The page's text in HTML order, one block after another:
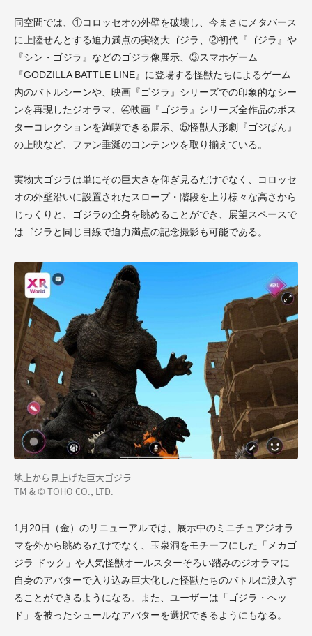
同空間では、①コロッセオの外壁を破壊し、今まさにメタバース
に上陸せんとする迫力満点の実物大ゴジラ、②初代『ゴジラ』や
『シン・ゴジラ』などのゴジラ像展示、③スマホゲーム
『GODZILLA BATTLE LINE』に登場する怪獣たちによるゲーム
内のバトルシーンや、映画『ゴジラ』シリーズでの印象的なシー
ンを再現したジオラマ、④映画『ゴジラ』シリーズ全作品のポス
ターコレクションを満喫できる展示、⑤怪獣人形劇『ゴジばん』
の上映など、ファン垂涎のコンテンツを取り揃えている。
実物大ゴジラは単にその巨大さを仰ぎ見るだけでなく、コロッセ
オの外壁沿いに設置されたスロープ・階段を上り様々な高さから
じっくりと、ゴジラの全身を眺めることができ、展望スペースで
はゴジラと同じ目線で迫力満点の記念撮影も可能である。
地上から見上げた巨大ゴジラ
TM & © TOHO CO., LTD.
1月20日（金）のリニューアルでは、展示中のミニチュアジオラ
マを外から眺めるだけでなく、玉泉洞をモチーフにした「メカゴ
ジラ ドック」や人気怪獣オールスターそろい踏みのジオラマに
自身のアバターで入り込み巨大化した怪獣たちのバトルに没入す
ることができるようになる。また、ユーザーは「ゴジラ・ヘッ
ド」を被ったシュールなアバターを選択できるようにもなる。